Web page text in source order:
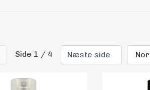
Side 1 / 4 Næste side